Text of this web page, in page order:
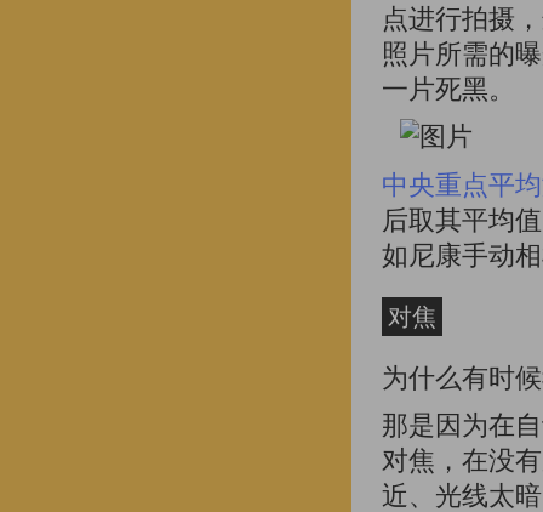
点进行拍摄
照片所需的
一片死黑。
中央重点平
后取其平均
如尼康手动
对焦
为什么有时
那是因为在
对焦，在没
近、光线太